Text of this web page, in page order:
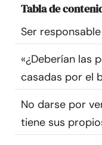
Recursos
Comunidad
Encuentra un
Idioma
Tabla de
Ser
«¿Deberían las
casadas por el
No darse por
tiene sus